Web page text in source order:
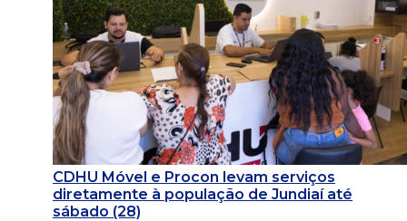
CDHU Móvel e Procon levam serviços
diretamente à população de Jundiaí até
sábado (28)